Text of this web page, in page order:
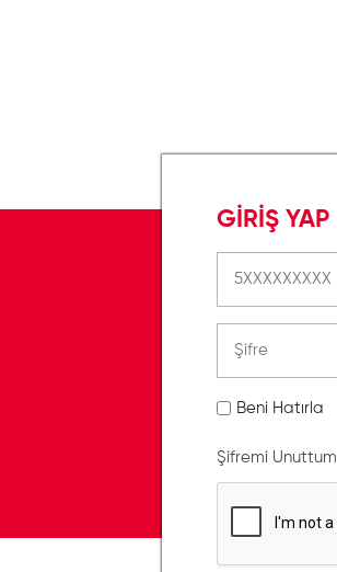
GİRİŞ YAP
Beni Hatırla
Şifremi Unuttum